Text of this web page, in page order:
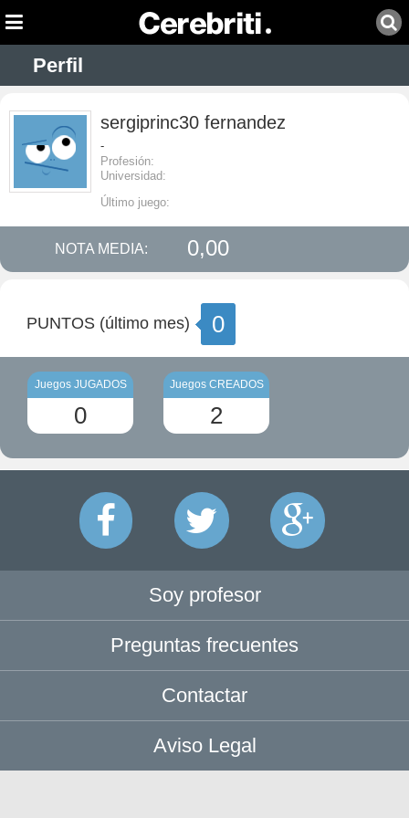
Perfil
sergiprinc30 fernandez
-
Profesión:
Universidad:
Último juego:
NOTA MEDIA: 0,00
PUNTOS (último mes) 0
Juegos JUGADOS
0
Juegos CREADOS
2
Soy profesor
Preguntas frecuentes
Contactar
Aviso Legal